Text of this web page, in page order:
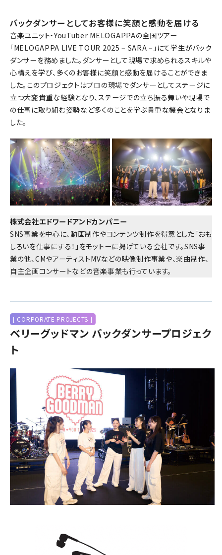
バックダンサーとしてお客様に笑顔と感動を届ける
音楽ユニット・YouTuber MELOGAPPAの全国ツアー
「MELOGAPPA LIVE TOUR 2025 ‒ SARA ‒」にて学生がバック
ダンサーを務めました。ダンサーとして現場で求められるスキルや
心構えを学び、多くのお客様に笑顔と感動を届けることができま
した。このプロジェクトはプロの現場でダンサーとしてステージに
立つ大変貴重な経験となり、ステージでの立ち振る舞いや現場で
の仕事に取り組む姿勢など多くのことを学ぶ貴重な機会となりま
した。
株式会社エドワードアンドカンパニー
SNS事業を中心に、動画制作やコンテンツ制作を得意とした「おも
しろいを仕事にする！」をモットーに掲げている会社です。SNS事
業の他、CMやアーティストMVなどの映像制作事業や、楽曲制作、
自主企画コンサートなどの音楽事業も行っています。
[ CORPORATE PROJECTS ]
ベリーグッドマン バックダンサープロジェク
ト